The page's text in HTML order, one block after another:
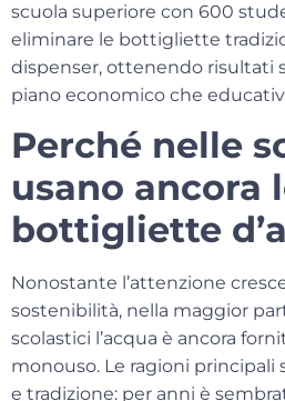
scuola superiore con 600
eliminare le bottigliette
dispenser, ottenendo risultati
piano economico che
Perché nelle
usano ancora
bottigliette
Nonostante l’attenzione
sostenibilità, nella maggior
scolastici l’acqua è ancora
monouso. Le ragioni principali
e tradizione: per anni è